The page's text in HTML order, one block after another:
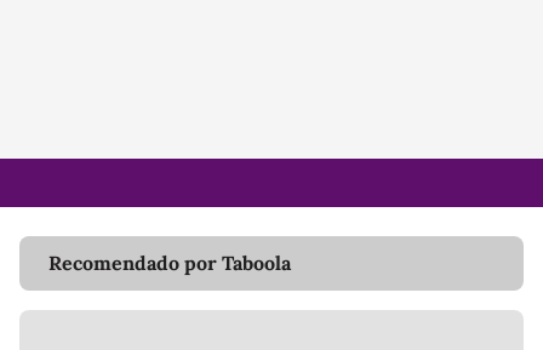
Recomendado por Taboola